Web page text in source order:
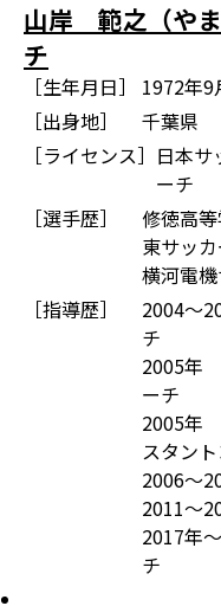
山岸 範之（や
チ
［生年月日］
1972年9
［出身地］
千葉県
［ライセンス］ 日本サ
ーチ
［選手歴］
修徳高
東サッ
横河電機
［指導歴］
2004～
チ
2005
ーチ
2005
スタン
2006～
2011～
2017
チ